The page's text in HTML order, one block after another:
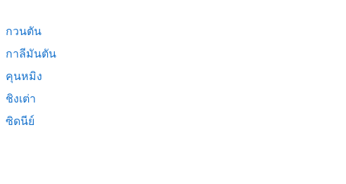
กวนตัน
กาลีมันตัน
คุนหมิง
ชิงเต่า
ซิดนีย์